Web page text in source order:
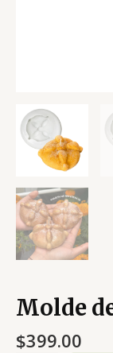
Molde
$399.00